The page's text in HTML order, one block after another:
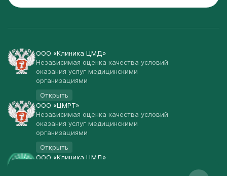
ООО «Клиника ЦМД»
Независимая оценка качества условий
оказания услуг медицинскими
организациями
Открыть
ООО «ЦМРТ»
Независимая оценка качества условий
оказания услуг медицинскими
организациями
Открыть
ООО «Клиника ЦМД»